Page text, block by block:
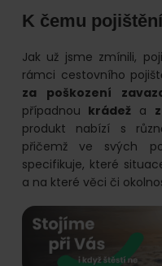
K čemu
Jak už jsme zmínili,
rámci cestovního
za poškození
případnou krádež a
produkt nabízí s
přičemž ve svých
specifikuje, které
a na které věci či